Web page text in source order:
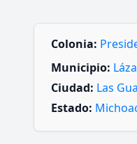
Colonia:
Municipio:
Ciudad: Las
Estado: